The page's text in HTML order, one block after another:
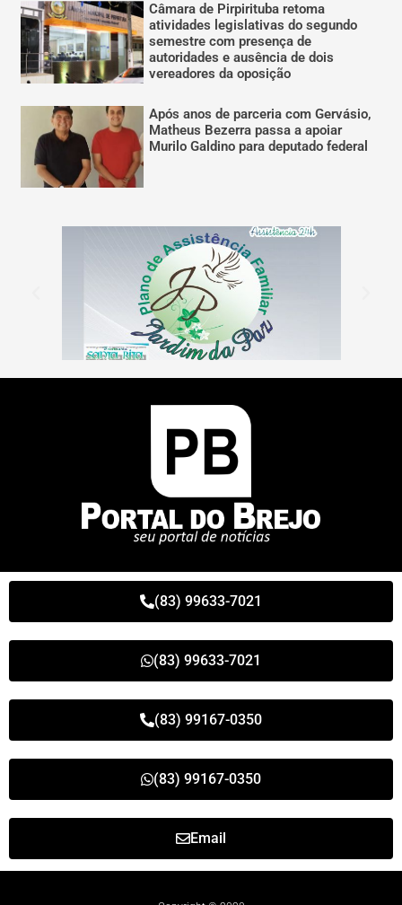
Câmara de Pirpirituba retoma
atividades legislativas do segundo
semestre com presença de
autoridades e ausência de dois
vereadores da oposição
Após anos de parceria com Gervásio,
Matheus Bezerra passa a apoiar
Murilo Galdino para deputado federal
(83) 99633-7021
(83) 99633-7021
(83) 99167-0350
(83) 99167-0350
Email